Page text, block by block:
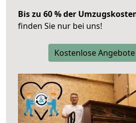
Bis zu 60 % der
finden Sie nur bei uns!
Kostenlose